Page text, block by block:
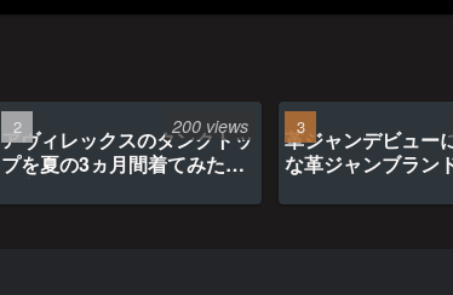
アヴィレックスのタンクトッ
プを夏の3ヵ月間着てみたら
200 views
革ジャンデビュー
な革ジャンブラン